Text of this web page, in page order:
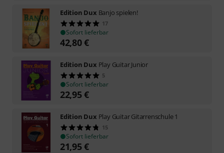
Edition Dux Banjo spielen!
17
Sofort lieferbar
42,80€
Edition Dux Play Guitar Junior
5
Sofort lieferbar
22,95€
Edition Dux Play Guitar Gitarrenschule 1
15
Sofort lieferbar
21,95€